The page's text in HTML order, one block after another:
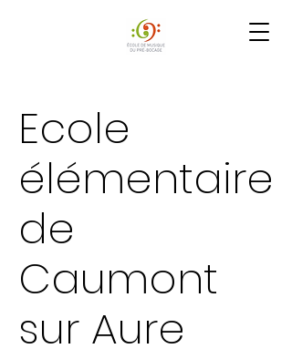
Ecole
élémentaire
de
Caumont
sur Aure